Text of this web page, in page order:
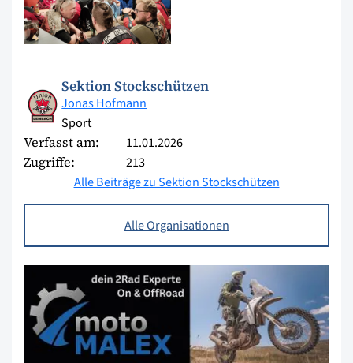
Sektion Stockschützen
Jonas Hofmann
Sport
Verfasst am: 11.01.2026
Zugriffe:
213
Alle Beiträge zu Sektion Stockschützen
Alle Organisationen